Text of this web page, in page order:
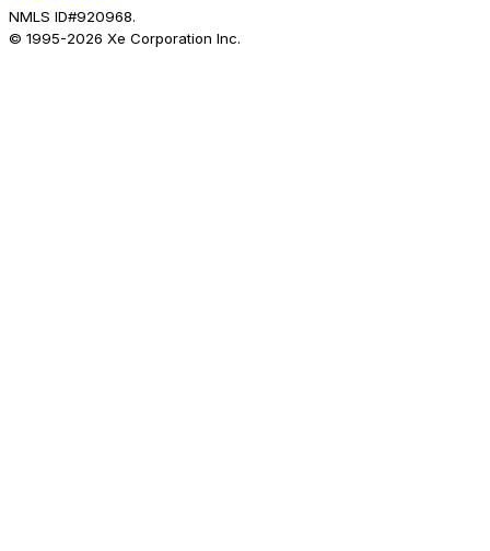
NMLS ID#920968.
© 1995-2026 Xe Corporation Inc.